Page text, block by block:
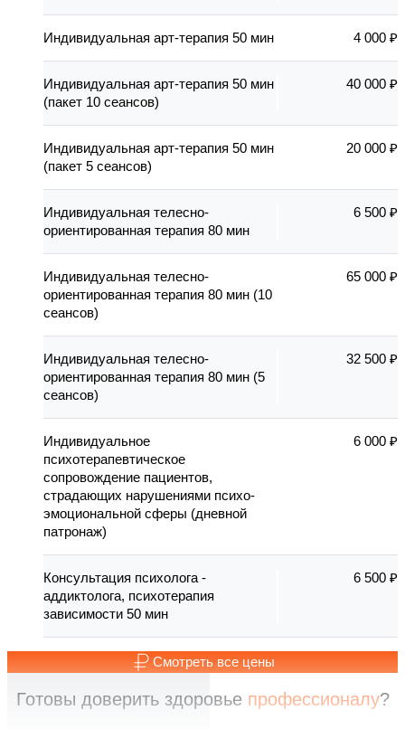
Индивидуальная арт-терапия 50 мин 4 000 ₽
Индивидуальная арт-терапия 50 мин
(пакет 10 сеансов)
40 000 ₽
Индивидуальная арт-терапия 50 мин
(пакет 5 сеансов)
20 000 ₽
Индивидуальная телесно-
ориентированная терапия 80 мин
6 500 ₽
Индивидуальная телесно-
ориентированная терапия 80 мин (10
сеансов)
65 000 ₽
Индивидуальная телесно-
ориентированная терапия 80 мин (5
сеансов)
32 500 ₽
Индивидуальное
психотерапевтическое
сопровождение пациентов,
страдающих нарушениями психо-
эмоциональной сферы (дневной
патронаж)
6 000 ₽
Консультация психолога -
аддиктолога, психотерапия
зависимости 50 мин
6 500 ₽
Смотреть все цены
Готовы доверить здоровье профессионалу?